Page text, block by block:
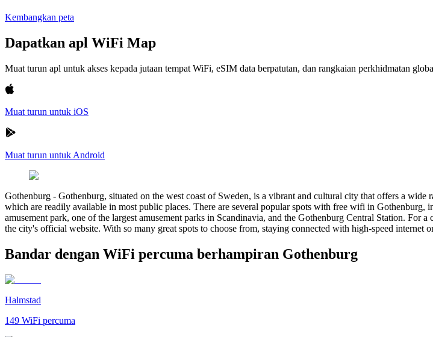
Kembangkan peta
Dapatkan apl WiFi Map
Muat turun apl untuk akses kepada jutaan tempat WiFi, eSIM data berpatutan, dan rangkaian perkhidmatan
Muat turun untuk iOS
Muat turun untuk Android
Gothenburg - Gothenburg, situated on the west coast of Sweden, is a vibrant and cultural city that offers a
which are readily available in most public places. There are several popular spots with free wifi in Gothenburg,
amusement park, one of the largest amusement parks in Scandinavia, and the Gothenburg Central Station.
the city's official website. With so many great spots to choose from, staying connected with high-speed internet
Bandar dengan WiFi percuma berhampiran Gothenburg
Halmstad
149 WiFi percuma